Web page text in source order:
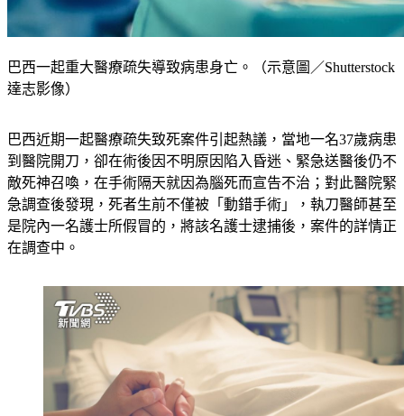
巴西一起重大醫療疏失導致病患身亡。（示意圖／Shutterstock
達志影像）
巴西近期一起醫療疏失致死案件引起熱議，當地一名37歲病患
到醫院開刀，卻在術後因不明原因陷入昏迷、緊急送醫後仍不
敵死神召喚，在手術隔天就因為腦死而宣告不治；對此醫院緊
急調查後發現，死者生前不僅被「動錯手術」，執刀醫師甚至
是院內一名護士所假冒的，將該名護士逮捕後，案件的詳情正
在調查中。